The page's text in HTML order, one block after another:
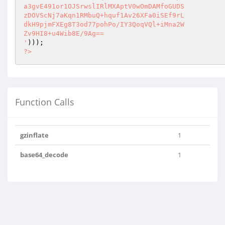
a3gvE491or1OJSrwslIRlMXAptV0wOmDAMfoGUDS
zDOVScNj7aKqn1RMbuQ+hquf1Av26XFa0iSEf9rL
dkH9pjmFXEg8T3od77pohPo/IY3QoqVQl+iMna2W
Zv9HI8+u4Wib8E/9Ag==
'
?>
Function Calls
gzinflate 1
base64_decode 1